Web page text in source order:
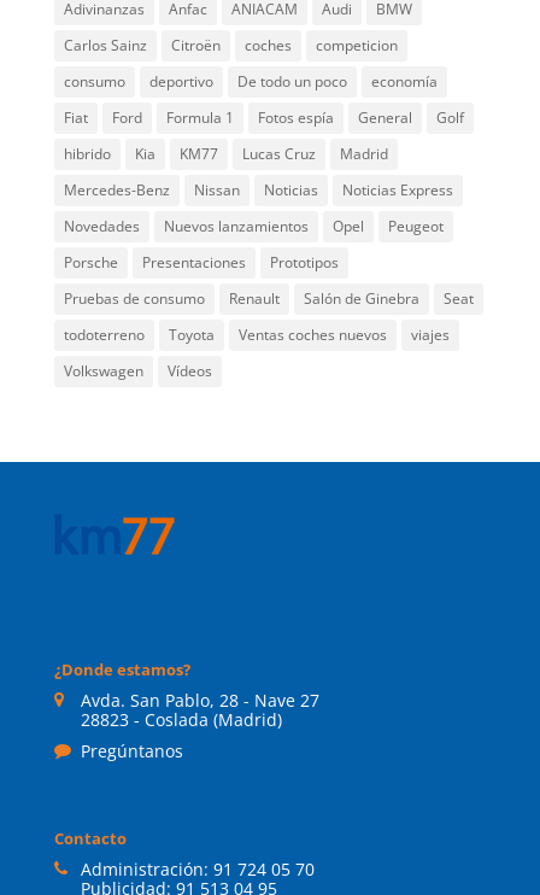
Adivinanzas Anfac ANIACAM Audi
BMW
Carlos Sainz
Citroën coches
competicion
consumo
deportivo De todo un poco
economía
Fiat
Ford Formula 1 Fotos espía General
Golf
hibrido
Kia KM77 Lucas Cruz
Madrid
Mercedes-Benz
Nissan Noticias
Noticias Express
Novedades
Nuevos lanzamientos Opel
Peugeot
Porsche
Presentaciones
Prototipos
Pruebas de consumo
Renault Salón de Ginebra
Seat
todoterreno
Toyota Ventas coches nuevos
viajes
Volkswagen
Vídeos
¿Donde estamos?
Avda. San Pablo, 28 - Nave 27
28823 - Coslada (Madrid)
Pregúntanos
Contacto
Administración: 91 724 05 70
Publicidad: 91 513 04 95